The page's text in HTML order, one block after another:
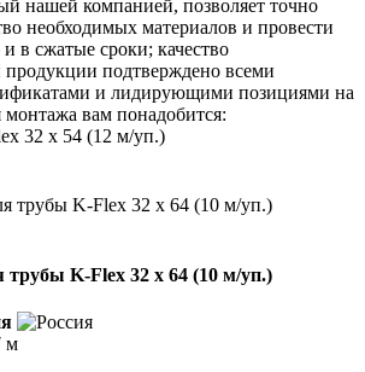
нашей компанией, позволяет точно
необходимых материалов и провести
в сжатые сроки; качество
продукции подтверждено всеми
и лидирующими позициями на
вам понадобится:
32 х 54 (12 м/уп.)
трубы K-Flex 32 х 64 (10 м/уп.)
м